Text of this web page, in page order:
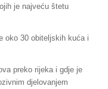
je najveću štetu
oko 30 obiteljskih kuća i
preko rijeka i gdje je
djelovanjem